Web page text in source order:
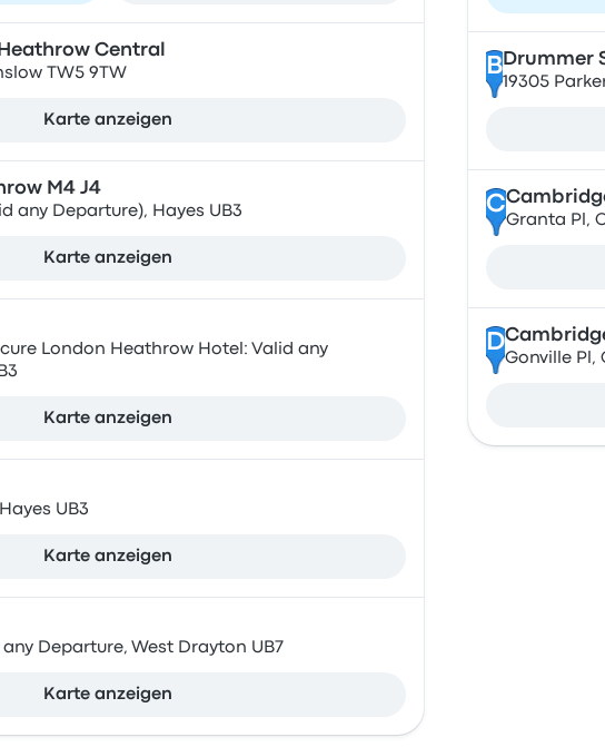
Central
TW5 9TW
Karte anzeigen
M4 J4
any Departure), Hayes UB3
Karte anzeigen
London Heathrow Hotel: Valid any
Karte anzeigen
UB3
Karte anzeigen
Departure, West Drayton UB7
Karte anzeigen
B Drummer
19305
C
Granta Pl,
D
Gonville Pl,